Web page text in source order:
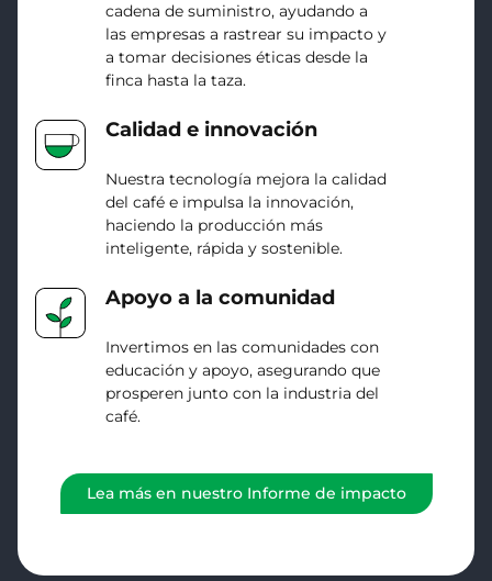
cadena de suministro, ayudando a
las empresas a rastrear su impacto y
a tomar decisiones éticas desde la
finca hasta la taza.
Calidad e innovación
Nuestra tecnología mejora la calidad
del café e impulsa la innovación,
haciendo la producción más
inteligente, rápida y sostenible.
Apoyo a la comunidad
Invertimos en las comunidades con
educación y apoyo, asegurando que
prosperen junto con la industria del
café.
Lea más en nuestro Informe de impacto